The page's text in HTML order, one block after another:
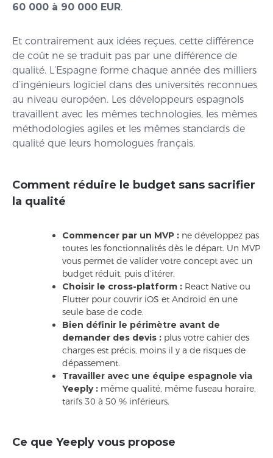
60 000 à 90 000 EUR.
Et contrairement aux idées reçues, cette différence
de coût ne se traduit pas par une différence de
qualité. L’Espagne forme chaque année des milliers
d’ingénieurs logiciel dans des universités reconnues
au niveau européen. Les développeurs espagnols
travaillent avec les mêmes technologies, les mêmes
méthodologies agiles et les mêmes standards de
qualité que leurs homologues français.
Comment réduire le budget sans sacrifier
la qualité
Commencer par un MVP : ne développez pas
toutes les fonctionnalités dès le départ. Un MVP
vous permet de valider votre concept avec un
budget réduit, puis d’itérer.
Choisir le cross-platform : React Native ou
Flutter pour couvrir iOS et Android en une
seule base de code.
Bien définir le périmètre avant de
demander des devis : plus votre cahier des
charges est précis, moins il y a de risques de
dépassement.
Travailler avec une équipe espagnole via
Yeeply : même qualité, même fuseau horaire,
tarifs 30 à 50 % inférieurs.
Ce que Yeeply vous propose